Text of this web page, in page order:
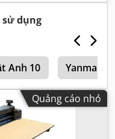
khí,
dụng
Anh 10 Yanmar
Quảng cáo nhỏ